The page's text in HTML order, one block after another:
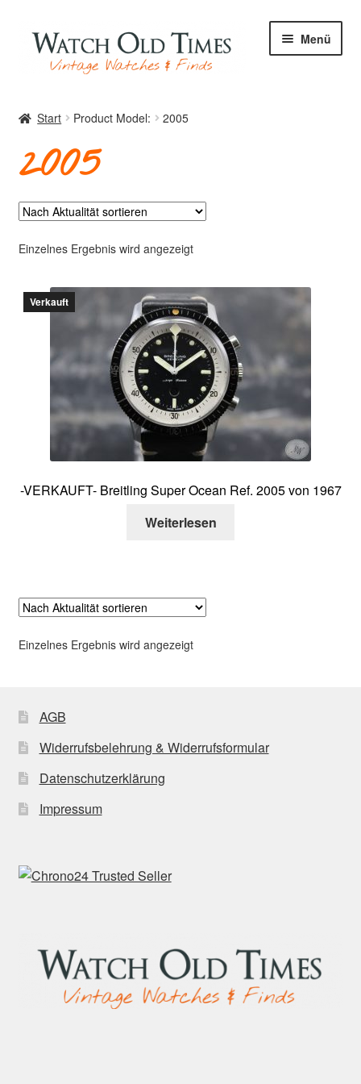
Zur
Navigation
springen
Zum
Inhalt
springen
Menü
Uhren
Archiv
Über mich
Kontakt
Start Product Model: 2005
2005
Einzelnes Ergebnis wird angezeigt
Verkauft
-VERKAUFT- Breitling Super Ocean Ref. 2005 von 1967
Weiterlesen
Einzelnes Ergebnis wird angezeigt
AGB
Widerrufsbelehrung & Widerrufsformular
Datenschutzerklärung
Impressum